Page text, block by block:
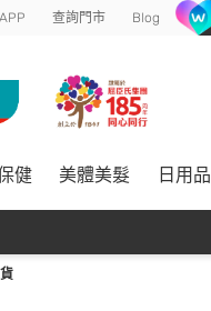
查詢門市 Blog
健 美體美髮 日用品